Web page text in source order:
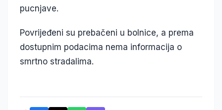
pucnjave.
Povrijeđeni su prebačeni u bolnice, a prema
dostupnim podacima nema informacija o
smrtno stradalima.